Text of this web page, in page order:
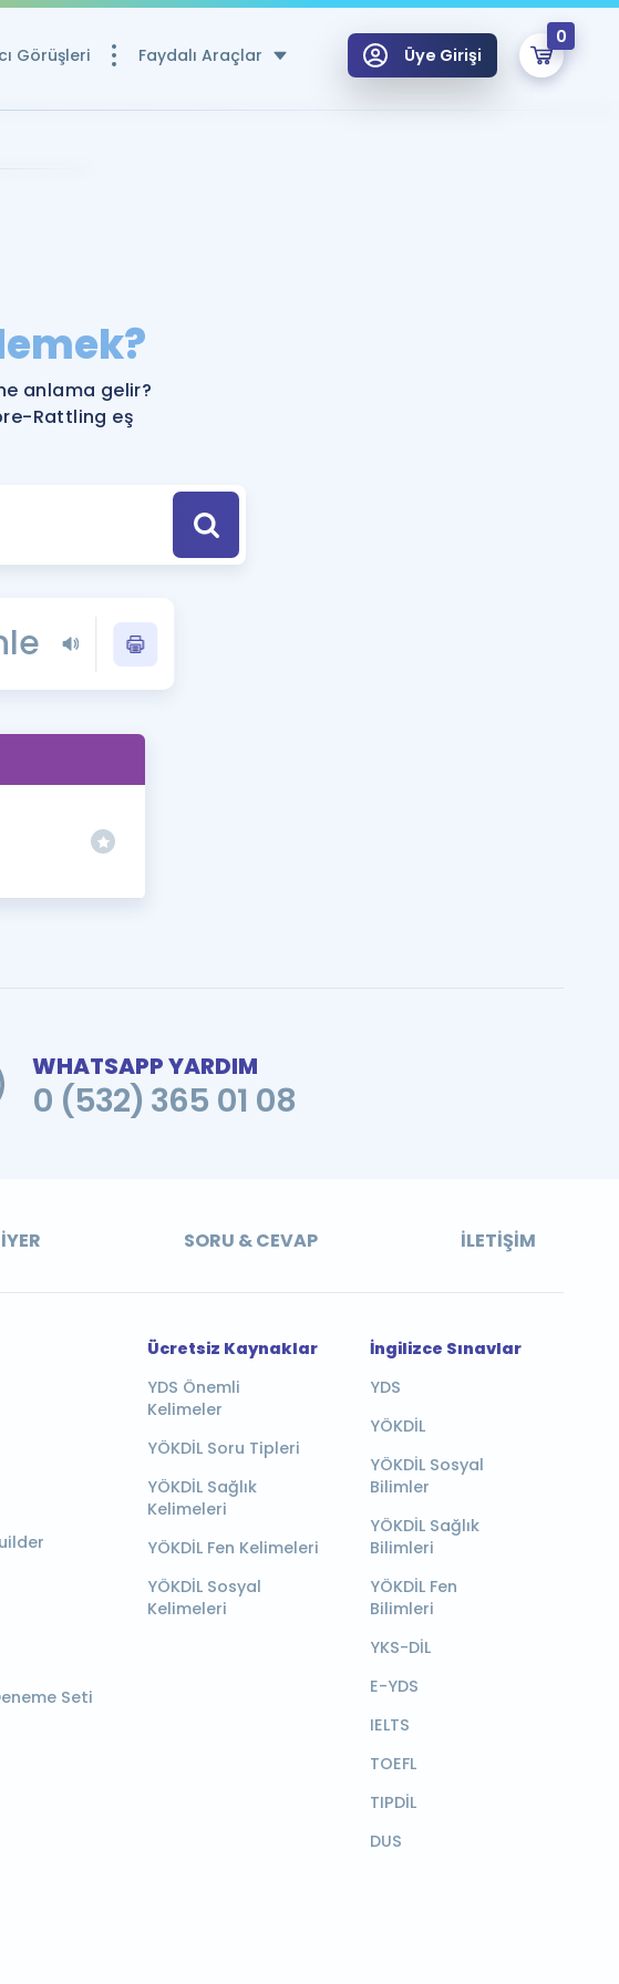
Görüşleri Faydalı Araçlar
Kaynaklar
ve YÖKDİL Puan Hesaplama Aracı
ve YÖKDİL'e Hazırlananlar için Öneriler
Eğitim ve Kitaplara Özel Fırsatlar
YDS - YÖKDİL Tüm Sınavlarla İlgili Haberler
İngilizce Gramer
Gramer ve Konu Anlatımı
Üye Girişi
0
Remzi Hoca ile seni sınava hazırlayacak onlarca eğitim seni bekliyor!
anlama gelir?
Rattling eş
WHATSAPP YARDIM
0 (532) 365 01 08
SORU & CEVAP İLETIŞIM
Seti
Ücretsiz Kaynaklar
YDS Önemli
Kelimeler
YÖKDİL Soru Tipleri
YÖKDİL Sağlık
Kelimeleri
YÖKDİL Fen Kelimeleri
YÖKDİL Sosyal
Kelimeleri
İngilizce Sınavlar
YDS
YÖKDİL
YÖKDİL Sosyal
Bilimler
YÖKDİL Sağlık
Bilimleri
YÖKDİL Fen
Bilimleri
YKS-DİL
E-YDS
IELTS
TOEFL
TIPDİL
DUS